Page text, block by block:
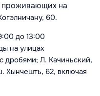
проживающих на
60.
до 13:00
на улицах
дробями; Л. Качиньский,
Хынчешть, 62, включая